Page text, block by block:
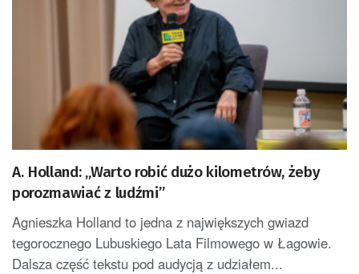
A. Holland: „Warto robić dużo kilometrów, żeby
porozmawiać z ludźmi”
Agnieszka Holland to jedna z największych gwiazd
tegorocznego Lubuskiego Lata Filmowego w Łagowie.
Dalsza część tekstu pod audycją z udziałem...